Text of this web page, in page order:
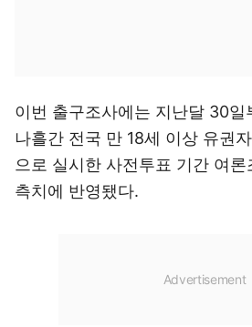
이번 출구조사에는 지난달 30일
나흘간 전국 만 18세 이상 유권
으로 실시한 사전투표 기간 여
측치에 반영됐다.